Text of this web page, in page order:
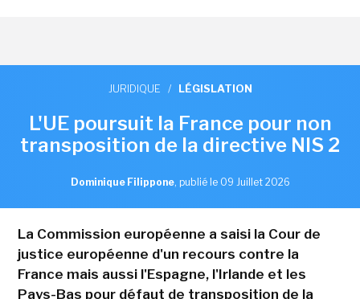
JURIDIQUE / LÉGISLATION
L'UE poursuit la France pour non
transposition de la directive NIS 2
Dominique Filippone, publié le 09 Juillet 2026
La Commission européenne a saisi la Cour de
justice européenne d'un recours contre la
France mais aussi l'Espagne, l'Irlande et les
Pays-Bas pour défaut de transposition de la